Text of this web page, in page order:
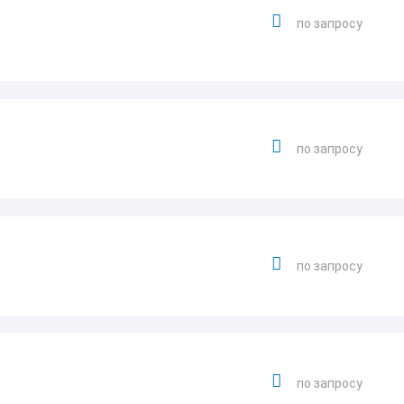
по запросу
по запросу
по запросу
по запросу